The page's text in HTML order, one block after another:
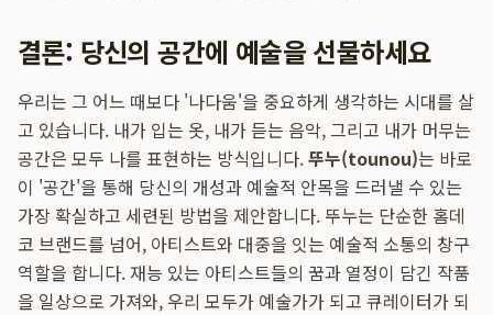
결론: 당신의 공간에 예술을 선물하세요
우리는 그 어느 때보다 '나다움'을 중요하게 생각하는 시대를 살
고 있습니다. 내가 입는 옷, 내가 듣는 음악, 그리고 내가 머무는
공간은 모두 나를 표현하는 방식입니다.뚜누(tounou)는 바로
이 '공간'을 통해 당신의 개성과 예술적 안목을 드러낼 수 있는
가장 확실하고 세련된 방법을 제안합니다. 뚜누는 단순한 홈데
코 브랜드를 넘어, 아티스트와 대중을 잇는 예술적 소통의 창구
역할을 합니다. 재능 있는 아티스트들의 꿈과 열정이 담긴 작품
을 일상으로 가져와, 우리 모두가 예술가가 되고 큐레이터가 되